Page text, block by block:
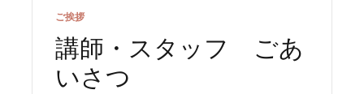
ご挨拶
講師・スタッフ ごあ
いさつ